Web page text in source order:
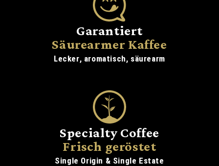
Garantiert
Säurearmer Kaffee
Lecker, aromatisch, säurearm
Specialty Coffee
Frisch geröstet
Single Origin & Single Estate